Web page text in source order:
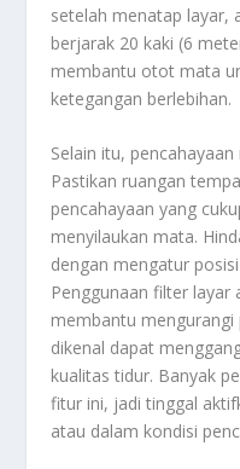
setelah menatap layar,
berjarak 20 kaki (6
membantu otot mata
ketegangan berlebihan.
Selain itu,
Pastikan ruangan
pencahayaan yang
menyilaukan mata.
dengan mengatur
Penggunaan filter
membantu mengurangi
dikenal dapat
kualitas tidur. Banyak
fitur ini, jadi tinggal
atau dalam kondisi